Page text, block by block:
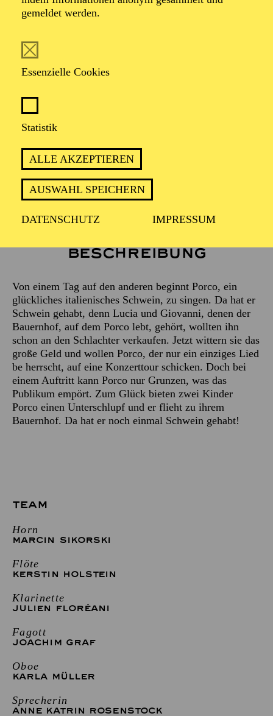
gemeldet werden.
Essenzielle Cookies
Statistik
ALLE AKZEPTIEREN
AUSWAHL SPEICHERN
DATENSCHUTZ IMPRESSUM
Musik von Douglas Victor Brown, Text von Hans-
Für Kinder ab 6 Jahren
Beschreibung
Von einem Tag auf den anderen beginnt Porco, ein
glückliches italienisches Schwein, zu singen. Da hat er
Schwein gehabt, denn Lucia und Giovanni, denen der
Bauernhof, auf dem Porco lebt, gehört, wollten ihn
schon an den Schlachter verkaufen. Jetzt wittern sie das
große Geld und wollen Porco, der nur ein einziges Lied
be herrscht, auf eine Konzerttour schicken. Doch bei
einem Auftritt kann Porco nur Grunzen, was das
Publikum empört. Zum Glück bieten zwei Kinder
Porco einen Unterschlupf und er flieht zu ihrem
Bauernhof. Da hat er noch einmal Schwein gehabt!
TEAM
Horn
MARCIN SIKORSKI
Flöte
KERSTIN HOLSTEIN
Klarinette
JULIEN FLORÉANI
Fagott
JOACHIM GRAF
Oboe
KARLA MÜLLER
Sprecherin
ANNE KATRIN ROSENSTOCK